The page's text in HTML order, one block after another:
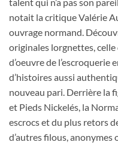
notait la critique Valérie
ouvrage normand.
originales lorgnettes, celle
d’oeuvre de l’escroquerie
d’histoires aussi
nouveau pari. Derrière la
et Pieds Nickelés, la
escrocs et du plus retors
d’autres filous, anonymes